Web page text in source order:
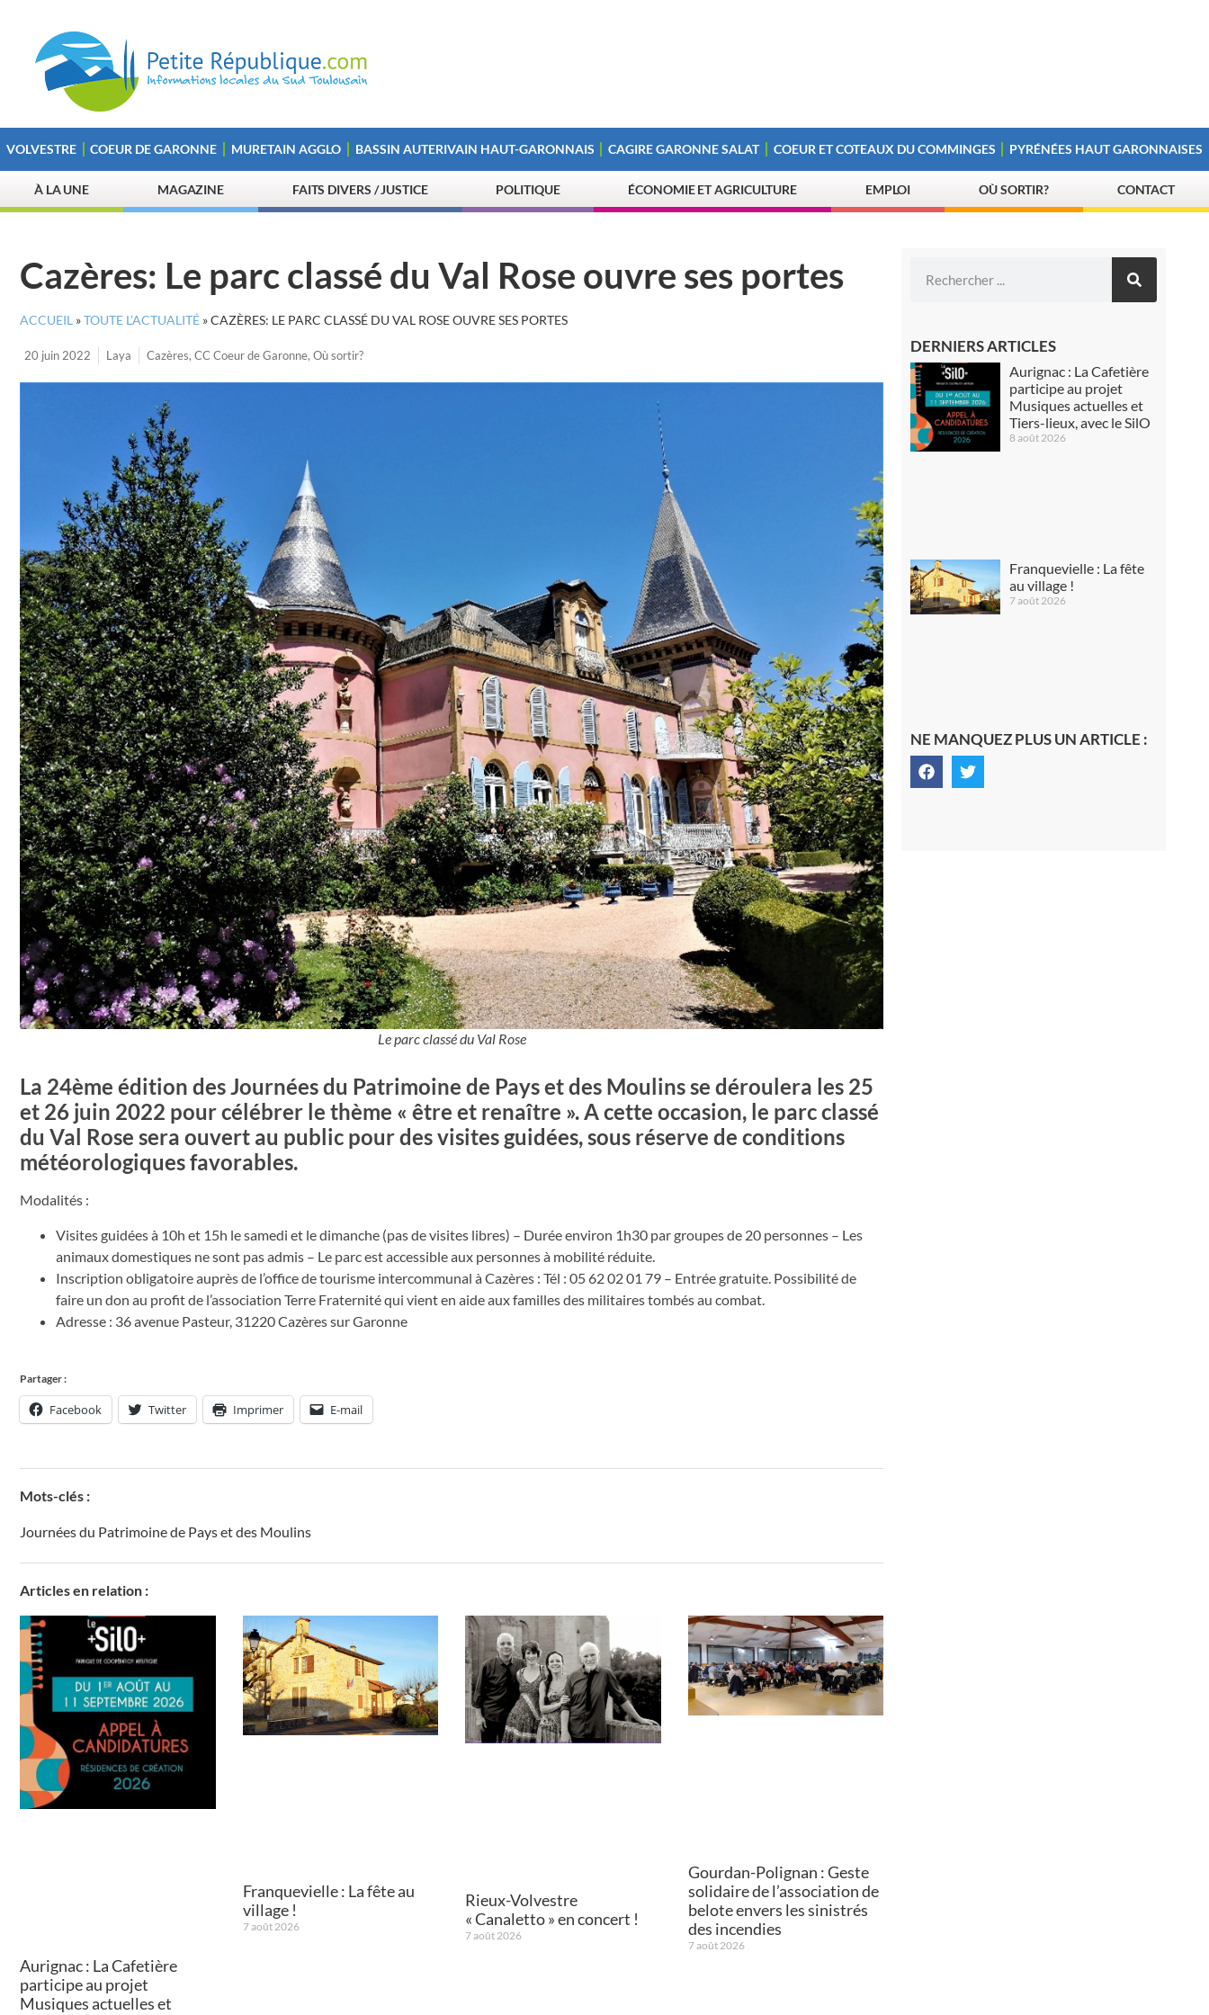
VOLVESTRE COEUR DE GARONNE MURETAIN AGGLO BASSIN AUTERIVAIN HAUT-GARONNAIS CAGIRE GARONNE SALAT COEUR ET COTEAUX DU COMMINGES PYRÉNÉES HAUT GARONNAISES
À LA UNE MAGAZINE FAITS DIVERS / JUSTICE POLITIQUE ÉCONOMIE ET AGRICULTURE EMPLOI OÙ SORTIR? CONTACT
Cazères: Le parc classé du Val Rose ouvre ses portes
ACCUEIL »TOUTE L’ACTUALITÉ »CAZÈRES: LE PARC CLASSÉ DU VAL ROSE OUVRE SES PORTES
20 juin 2022 Laya Cazères, CC Coeur de Garonne, Où sortir?
Le parc classé du Val Rose
La 24ème édition des Journées du Patrimoine de Pays et des Moulins se déroulera les 25
et 26 juin 2022 pour célébrer le thème « être et renaître ». A cette occasion, le parc classé
du Val Rose sera ouvert au public pour des visites guidées, sous réserve de conditions
météorologiques favorables.
Modalités :
Visites guidées à 10h et 15h le samedi et le dimanche (pas de visites libres) – Durée environ 1h30 par groupes de 20 personnes – Les
animaux domestiques ne sont pas admis – Le parc est accessible aux personnes à mobilité réduite.
Inscription obligatoire auprès de l’office de tourisme intercommunal à Cazères : Tél : 05 62 02 01 79 – Entrée gratuite. Possibilité de
faire un don au profit de l’association Terre Fraternité qui vient en aide aux familles des militaires tombés au combat.
Adresse : 36 avenue Pasteur, 31220 Cazères sur Garonne
Partager :
Facebook Twitter Imprimer E-mail
Mots-clés :
Journées du Patrimoine de Pays et des Moulins
Articles en relation :
Aurignac : La Cafetière
participe au projet
Musiques actuelles et
Franquevielle : La fête au
village !
7 août 2026
Rieux-Volvestre
« Canaletto » en concert !
7 août 2026
Gourdan-Polignan : Geste
solidaire de l’association de
belote envers les sinistrés
des incendies
7 août 2026
DERNIERS ARTICLES
Aurignac : La Cafetière
participe au projet
Musiques actuelles et
Tiers-lieux, avec le SilO
8 août 2026
Franquevielle : La fête
au village !
7 août 2026
NE MANQUEZ PLUS UN ARTICLE :